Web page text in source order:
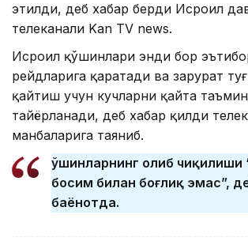
этилди, деб хабар берди Исроил
телеканали Kan TV news.
Исроил қўшинлари энди бор
рейдларига қаратади ва зарурат
қайтиш учун кучларни қайта
тайёрланади, деб хабар қилди
манбаларига таяниб.
Қўшинларнинг олиб чиқилиши
босим билан боғлиқ эмас”,
баёнотда.